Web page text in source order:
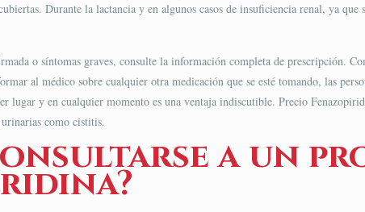
Durante la lactancia y en algunos casos de insuficiencia renal, ya
o síntomas graves, consulte la información completa de prescripción.
al médico sobre cualquier otra medicación que se esté tomando, las
lugar y en cualquier momento es una ventaja indiscutible. Precio
como cistitis.
a un